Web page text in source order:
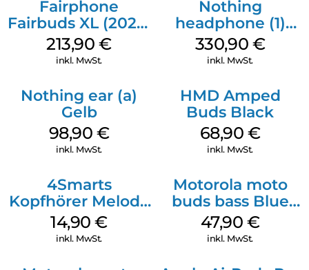
Fairphone
Fairbuds XL (2025)
Forest Green
213,90€
inkl. MwSt.
Nothing
headphone (1)
Schwarz
330,90 €
inkl. MwSt.
Nothing ear (a)
Gelb
98,90 €
inkl. MwSt.
HMD Amped
Buds Black
68,90 €
inkl. MwSt.
4Smarts
Kopfhörer Melody
Digital USB-C
Weiß
14,90€
inkl. MwSt.
Motorola moto
buds bass Blue
Jewel
47,90 €
inkl. MwSt.